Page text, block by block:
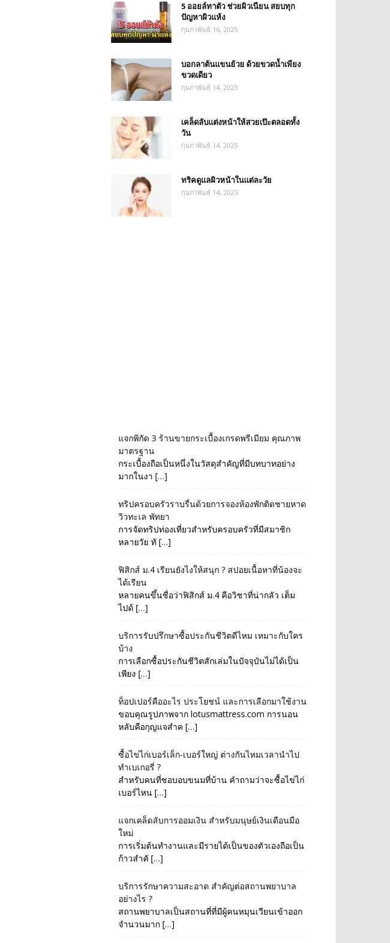
5 ออยล์ทาตัว ช่วยผิวเนียน สยบทุก
ปัญหาผิวแห้ง
กุมภาพันธ์ 16, 2025
บอกลาต้นแขนย้วย ด้วยขวดน้ำเพียง
ขวดเดียว
กุมภาพันธ์ 14, 2025
เคล็ดลับแต่งหน้าให้สวยเป๊ะตลอดทั้ง
วัน
กุมภาพันธ์ 14, 2025
ทริคดูแลผิวหน้าในแต่ละวัย
กุมภาพันธ์ 14, 2025
แจกพิกัด 3 ร้านขายกระเบื้องเกรดพรีเมียม คุณภาพ
มาตรฐาน
กระเบื้องถือเป็นหนึ่งในวัสดุสำคัญที่มีบทบาทอย่าง
มากในงา […]
ทริปครอบครัวราบรื่นด้วยการจองห้องพักติดชายหาด
วิวทะเล พัทยา
การจัดทริปท่องเที่ยวสำหรับครอบครัวที่มีสมาชิก
หลายวัย ทั […]
ฟิสิกส์ ม.4 เรียนยังไงให้สนุก ? สปอยเนื้อหาที่น้องจะ
ได้เรียน
หลายคนขึ้นชื่อว่าฟิสิกส์ ม.4 คือวิชาที่น่ากลัว เต็ม
ไปด้ […]
บริการรับปรึกษาซื้อประกันชีวิตดีไหม เหมาะกับใคร
บ้าง
การเลือกซื้อประกันชีวิตสักเล่มในปัจจุบันไม่ได้เป็น
เพียง […]
ท็อปเปอร์คืออะไร ประโยชน์ และการเลือกมาใช้งาน
ขอบคุณรูปภาพจาก lotusmattress.com การนอน
หลับคือกุญแจสำค […]
ซื้อไข่ไก่เบอร์เล็ก-เบอร์ใหญ่ ต่างกันไหมเวลานำไป
ทำเบเกอรี่ ?
สำหรับคนที่ชอบอบขนมที่บ้าน คำถามว่าจะซื้อไข่ไก่
เบอร์ไหน […]
แจกเคล็ดลับการออมเงิน สำหรับมนุษย์เงินเดือนมือ
ใหม่
การเริ่มต้นทำงานและมีรายได้เป็นของตัวเองถือเป็น
ก้าวสำคั […]
บริการรักษาความสะอาด สำคัญต่อสถานพยาบาล
อย่างไร ?
สถานพยาบาลเป็นสถานที่ที่มีผู้คนหมุนเวียนเข้าออก
จำนวนมาก […]